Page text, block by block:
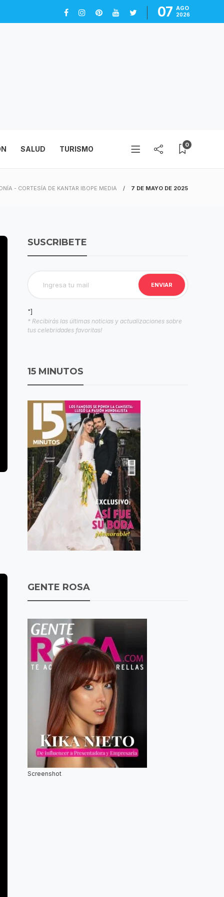
07 AGO
2026
SALUD TURISMO 0
- CORTESÍA DE KANTAR IBOPE MEDIA 7 DE MAYO DE 2025
SUSCRIBETE
"]
* Recibirás las últimas noticias y actualizaciones sobre
tus celebridades favoritas!
15 MINUTOS
GENTE ROSA
Screenshot